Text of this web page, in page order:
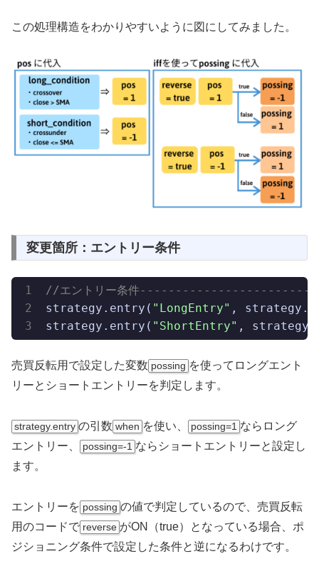
この処理構造をわかりやすいように図にしてみました。
変更箇所：エントリー条件
//エントリー条件
strategy.entry( "LongEntry" , strategy.
strategy.entry( "ShortEntry" , strategy.
売買反転用で設定した変数 possing を使ってロングエント
リーとショートエントリーを判定します。
strategy.entry の引数 when を使い、 possing=1 ならロング
エントリー、
possing=-1 ならショートエントリーと設定し
ます。
エントリーを possing の値で判定しているので、売買反転
用のコードで reverse がON（true）となっている場合、ポ
ジショニング条件で設定した条件と逆になるわけです。